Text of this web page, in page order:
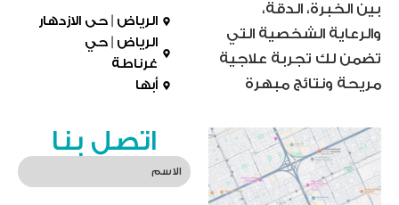
بين الخبرة، الدقة،
والرعاية الشخصية التي
تضمن لك تجربة علاجية
مريحة ونتائج مبهرة
الرياض | حى الازدهار
الرياض | حي
غرناطة
أبها
اتصل بنا